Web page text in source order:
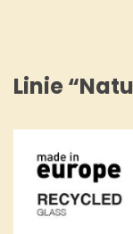
Linie